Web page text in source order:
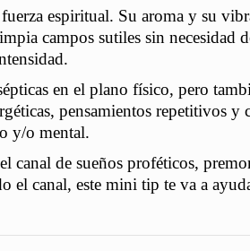
espiritual. Su aroma y su
campos sutiles sin necesidad
en el plano físico, pero
pensamientos repetitivos y
y/o mental.
canal de sueños proféticos,
el canal, este mini tip te va a